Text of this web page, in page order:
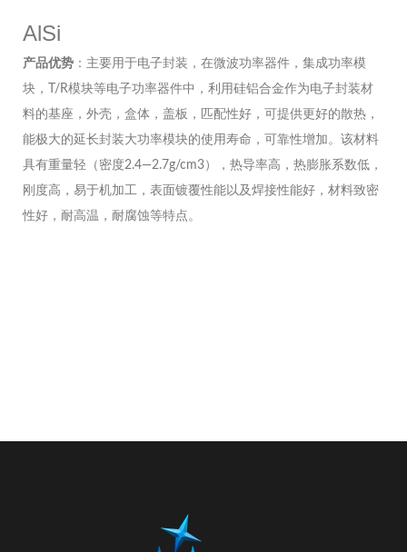
AlSi
产品优势 ：主要用于电子封装，在微波功率器件，集成功率模
块，T/R模块等电子功率器件中，利用硅铝合金作为电子封装材
料的基座，外壳，盒体，盖板，匹配性好，可提供更好的散热，
能极大的延长封装大功率模块的使用寿命，可靠性增加。该材料
具有重量轻（密度2.4—2.7g/cm3），热导率高，热膨胀系数低，
刚度高，易于机加工，表面镀覆性能以及焊接性能好，材料致密
性好，耐高温，耐腐蚀等特点。